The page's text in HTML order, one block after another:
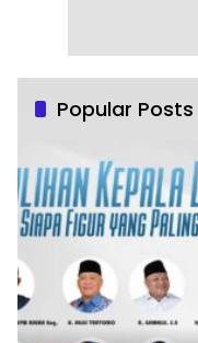
Popular Posts